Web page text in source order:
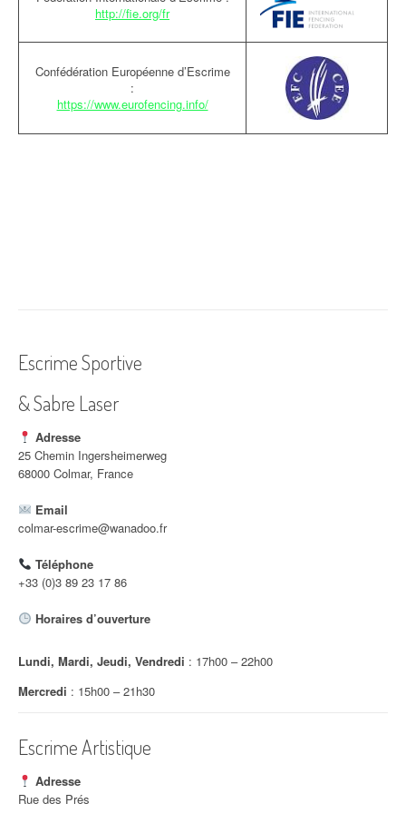
http://fie.org/fr
Confédération Européenne d’Escrime
:
https://www.eurofencing.info/
Escrime Sportive
& Sabre Laser
Adresse
25 Chemin Ingersheimerweg
68000 Colmar, France
Email
colmar-escrime@wanadoo.fr
Téléphone
+33 (0)3 89 23 17 86
Horaires d’ouverture
Lundi, Mardi, Jeudi, Vendredi : 17h00 – 22h00
Mercredi : 15h00 – 21h30
Escrime Artistique
Adresse
Rue des Prés